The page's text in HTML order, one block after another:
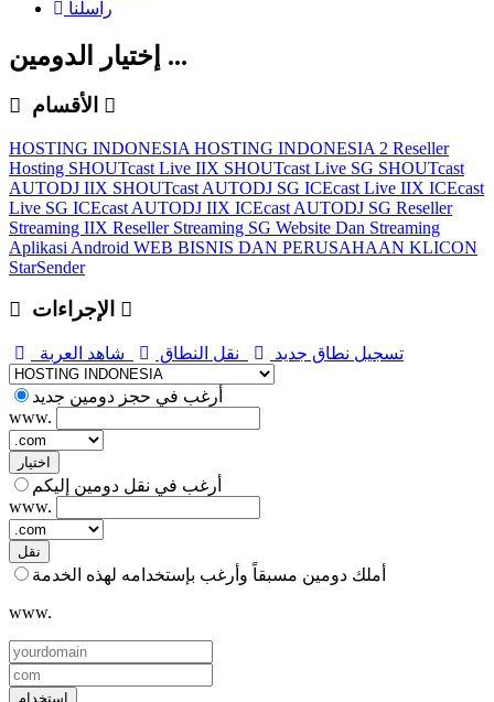
راسلنا
إختيار الدومين ...
HOSTING INDONESIA HOSTING INDONESIA 2 Reseller
Hosting SHOUTcast Live IIX SHOUTcast Live SG SHOUTcast
AUTODJ IIX SHOUTcast AUTODJ SG ICEcast Live IIX ICEcast
Live SG ICEcast AUTODJ IIX ICEcast AUTODJ SG Reseller
Streaming IIX Reseller Streaming SG Website Dan Streaming
Aplikasi Android WEB BISNIS DAN PERUSAHAAN KLICON
StarSender
تسجيل نطاق جديد نقل النطاق شاهد العربة
أرغب في حجز دومين جديد
www.
اختيار
أرغب في نقل دومين إليكم
www.
نقل
أملك دومين مسبقاً وأرغب بإستخدامه لهذه الخدمة
www.
استخدام